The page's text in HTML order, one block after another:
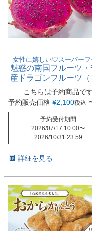
女性に嬉しい♡スーパーフ
魅惑の南国フルーツ・
産ドラゴンフルーツ（
ヤ）約1kg/2kg
こちらは予約商品で
予約販売価格 ¥2,100税込
予約受付期間
2026/07/17 10:00〜
2026/10/31 23:59
詳細を見る